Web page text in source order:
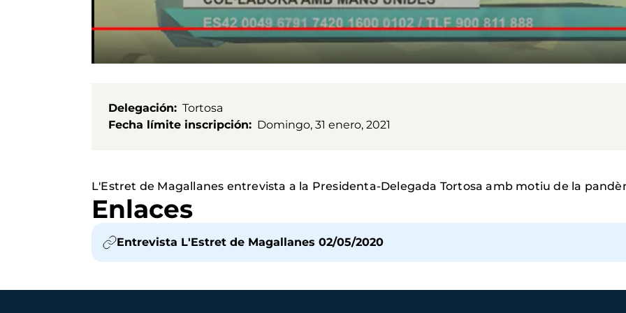
Delegación
Tortosa
Fecha límite inscripción
Domingo, 31 enero, 2021
L'Estret de Magallanes entrevista a la Presidenta-Delegada Tortosa amb motiu de la
Enlaces
Entrevista L'Estret de Magallanes 02/05/2020